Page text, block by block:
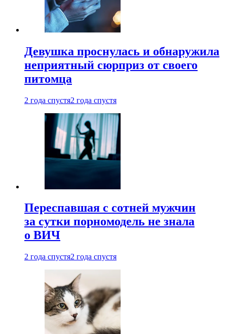
Девушка проснулась и обнаружила
неприятный сюрприз от своего
питомца
2 года спустя2 года спустя
Переспавшая с сотней мужчин
за сутки порномодель не знала
о ВИЧ
2 года спустя2 года спустя